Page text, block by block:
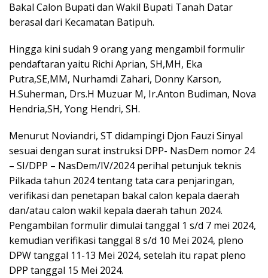
Bakal Calon Bupati dan Wakil Bupati Tanah Datar
berasal dari Kecamatan Batipuh.
Hingga kini sudah 9 orang yang mengambil formulir
pendaftaran yaitu Richi Aprian, SH,MH, Eka
Putra,SE,MM, Nurhamdi Zahari, Donny Karson,
H.Suherman, Drs.H Muzuar M, Ir.Anton Budiman, Nova
Hendria,SH, Yong Hendri, SH.
Menurut Noviandri, ST didampingi Djon Fauzi Sinyal
sesuai dengan surat instruksi DPP- NasDem nomor 24
– SI/DPP – NasDem/IV/2024 perihal petunjuk teknis
Pilkada tahun 2024 tentang tata cara penjaringan,
verifikasi dan penetapan bakal calon kepala daerah
dan/atau calon wakil kepala daerah tahun 2024.
Pengambilan formulir dimulai tanggal 1 s/d 7 mei 2024,
kemudian verifikasi tanggal 8 s/d 10 Mei 2024, pleno
DPW tanggal 11-13 Mei 2024, setelah itu rapat pleno
DPP tanggal 15 Mei 2024.